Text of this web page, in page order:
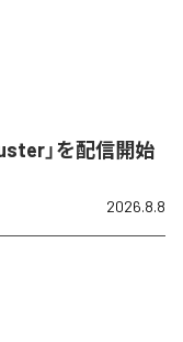
」を配信開始
2026.8.8